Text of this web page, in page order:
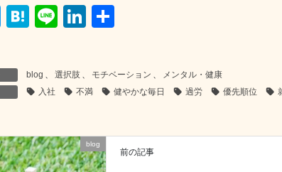
T
tt
er
H
n
Li
Li
e
n
blog 、 選択肢 、 モチベーション 、 メンタル・健康
入社 不満 健やかな毎日 過労 優先順位
blog
前の記事